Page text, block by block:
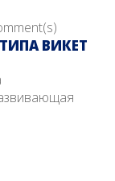
ВИКЕТ